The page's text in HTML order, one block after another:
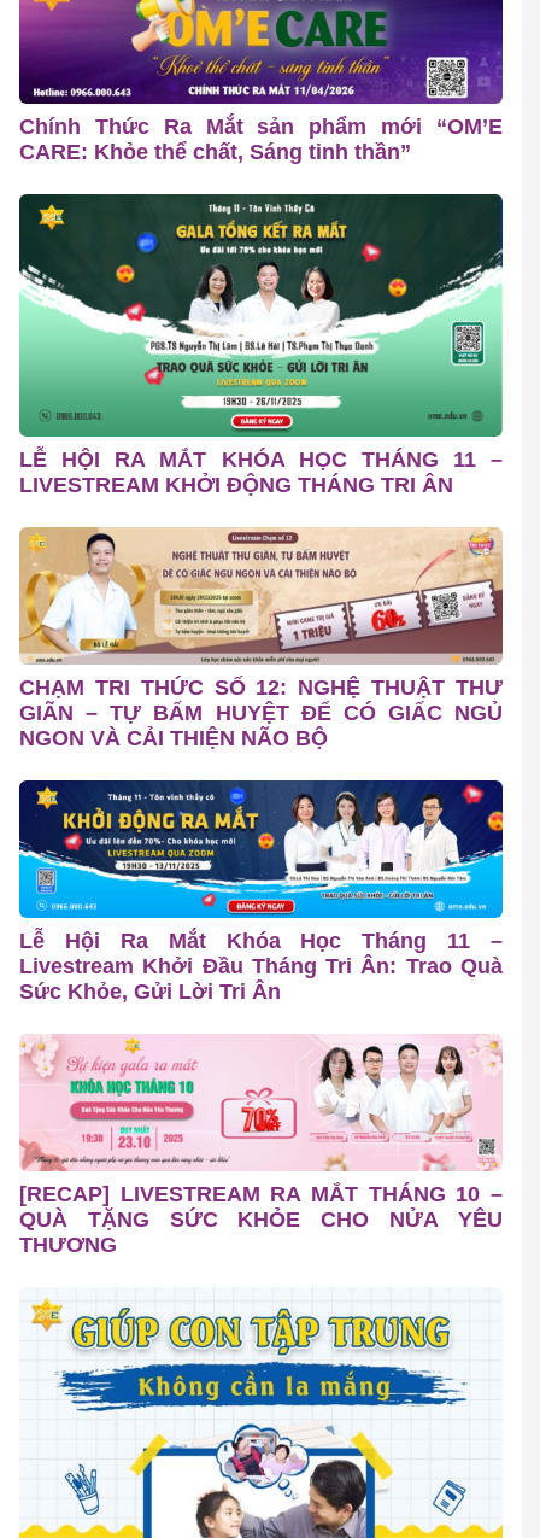
Chính Thức Ra Mắt sản phẩm mới “OM’E
CARE: Khỏe thể chất, Sáng tinh thần”
LỄ HỘI RA MẮT KHÓA HỌC THÁNG 11 –
LIVESTREAM KHỞI ĐỘNG THÁNG TRI ÂN
CHẠM TRI THỨC SỐ 12: NGHỆ THUẬT THƯ
GIÃN – TỰ BẤM HUYỆT ĐỂ CÓ GIẤC NGỦ
NGON VÀ CẢI THIỆN NÃO BỘ
Lễ Hội Ra Mắt Khóa Học Tháng 11 –
Livestream Khởi Đầu Tháng Tri Ân: Trao Quà
Sức Khỏe, Gửi Lời Tri Ân
[RECAP] LIVESTREAM RA MẮT THÁNG 10 –
QUÀ TẶNG SỨC KHỎE CHO NỬA YÊU
THƯƠNG